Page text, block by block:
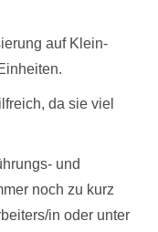
auf Klein-
da sie viel
und
noch zu kurz
in oder unter